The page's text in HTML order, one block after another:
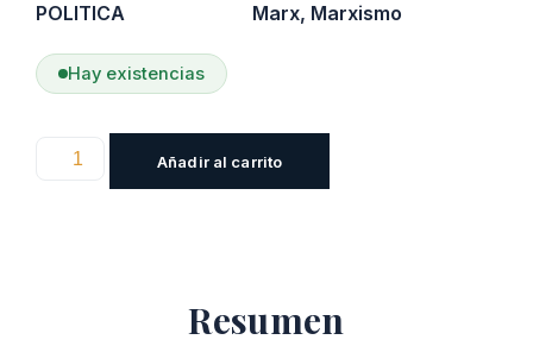
POLITICA
Marx, Marxismo
Hay existencias
Antología
Añadir al carrito
Resumen